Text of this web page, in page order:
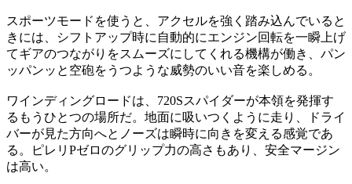
スポーツモードを使うと、アクセルを強く踏み込んでいると
きには、シフトアップ時に自動的にエンジン回転を一瞬上げ
てギアのつながりをスムーズにしてくれる機構が働き、パン
ッパンッと空砲をうつような威勢のいい音を楽しめる。
ワインディングロードは、720Sスパイダーが本領を発揮す
るもうひとつの場所だ。地面に吸いつくように走り、ドライ
バーが見た方向へとノーズは瞬時に向きを変える感覚であ
る。ピレリPゼロのグリップ力の高さもあり、安全マージン
は高い。